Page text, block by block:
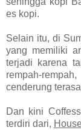
es kopi.
Selain itu, di
yang memiliki
terjadi karena
rempah-
cenderung terasa
Dan kini
terdiri dari,